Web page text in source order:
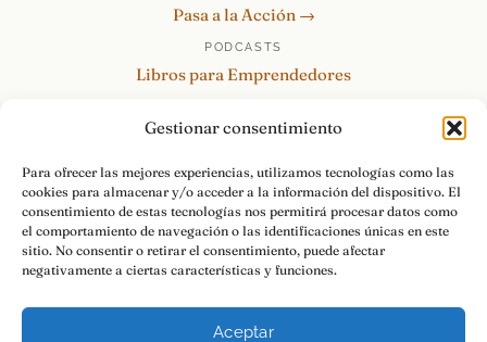
Gestionar consentimiento
Para ofrecer las mejores experiencias, utilizamos tecnologías como las
cookies para almacenar y/o acceder a la información del dispositivo. El
consentimiento de estas tecnologías nos permitirá procesar datos como
el comportamiento de navegación o las identificaciones únicas en este
sitio. No consentir o retirar el consentimiento, puede afectar
negativamente a ciertas características y funciones.
Aceptar
Pasa a la Acción →
PODCASTS
Libros para Emprendedores
re:Invéntate / PowerSkills
MENTOR360
HABLAMOS
Contacto y consultas →